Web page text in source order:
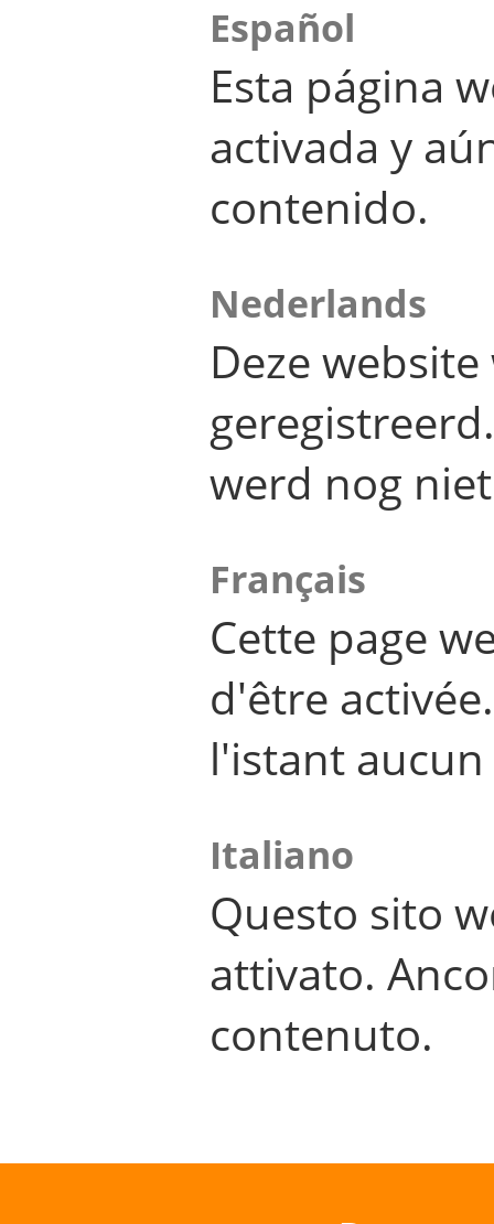
Español
Esta página
activada y
contenido.
Nederlands
Deze
werd nog
Français
Cette page
d'être
l'istant
Italiano
Questo sito
attivato.
contenuto.